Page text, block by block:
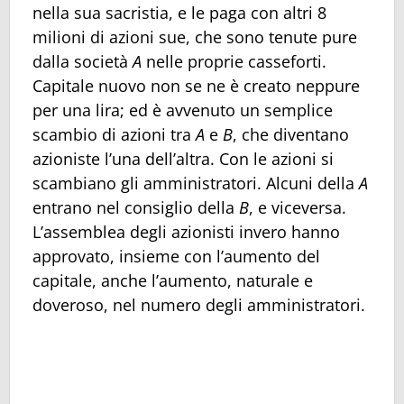
nella sua sacristia, e le paga con altri 8
milioni di azioni sue, che sono tenute pure
dalla societàA nelle proprie casseforti.
Capitale nuovo non se ne è creato neppure
per una lira; ed è avvenuto un semplice
scambio di azioni traA e B, che diventano
azioniste l’una dell’altra. Con le azioni si
scambiano gli amministratori. Alcuni dellaA
entrano nel consiglio della B, e viceversa.
L’assemblea degli azionisti invero hanno
approvato, insieme con l’aumento del
capitale, anche l’aumento, naturale e
doveroso, nel numero degli amministratori.